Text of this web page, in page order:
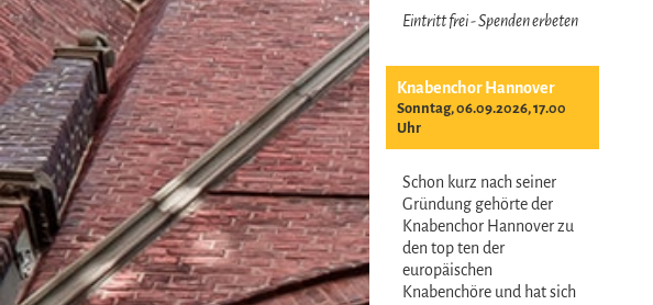
Eintritt frei - Spenden erbeten
Knabenchor Hannover
Sonntag, 06.09.2026, 17.00
Uhr
Schon kurz nach seiner
Gründung gehörte der
Knabenchor Hannover zu
den top ten der
europäischen
Knabenchöre und hat sich